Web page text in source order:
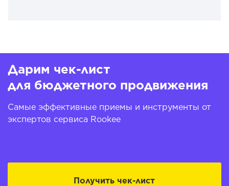
Дарим чек-лист
для бюджетного продвижения
Самые эффективные приемы и инструменты от
экспертов сервиса Rookee
Получить чек-лист